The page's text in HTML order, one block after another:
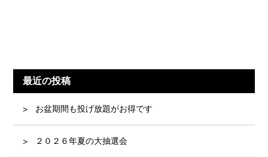
最近の投稿
お盆期間も投げ放題がお得です
２０２６年夏の大抽選会